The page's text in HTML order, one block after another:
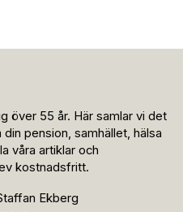
över 55 år. Här samlar vi det
pension, samhället, hälsa
våra artiklar och
kostnadsfritt.
Ekberg